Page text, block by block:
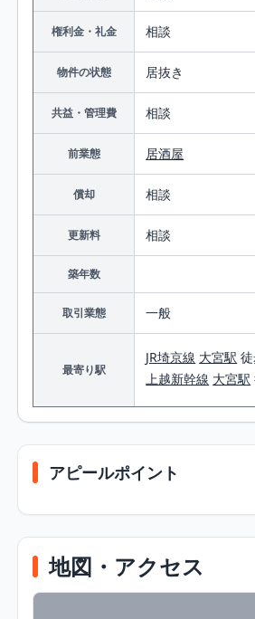
権利金・礼金 相談
物件の状態 居抜き
共益・管理費 相談
前業態 居酒屋
償却 相談
更新料 相談
築年数
取引業態 一般
最寄り駅
JR埼京線 大宮駅
上越新幹線 大宮駅
アピールポイント
地図・アクセス